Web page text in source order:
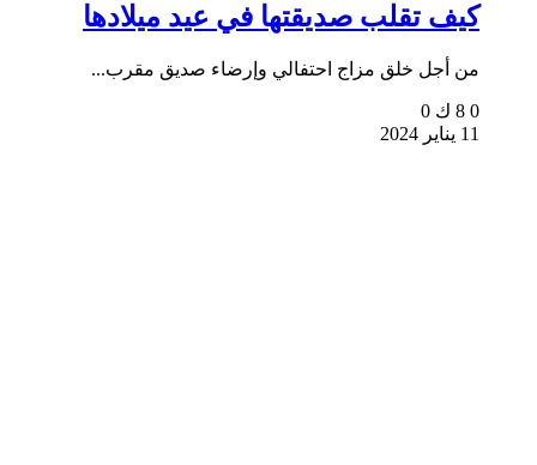
كيف تقلب صديقتها في عيد ميلادها
من أجل خلق مزاج احتفالي وإرضاء صديق مقرب...
0 8 ك
0
11 يناير 2024